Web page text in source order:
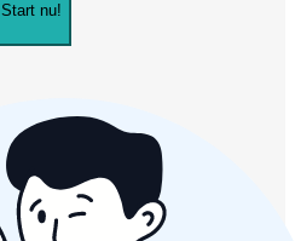
Start nu!